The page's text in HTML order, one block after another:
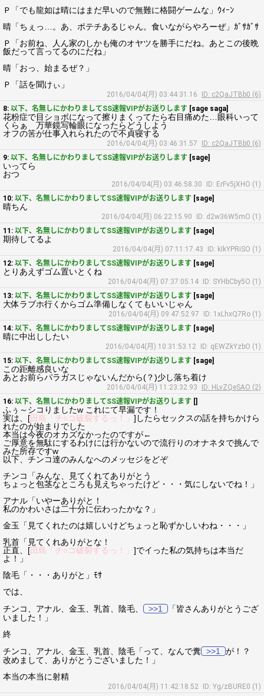
Ｐ「でも龍如は晴にはまだ早いので無難に格闘ゲームな」ｳｨｰﾝ
晴「ちぇっ…。あ、ポテチあるじゃん。食いながらやろーぜ」ｶﾞｻｶﾞｻ
Ｐ「お前ね、人ん家のしかも俺のオヤツを勝手にだね。あとこの後晩
飯だって言ってるのにだね」
晴「おっ、始まるぜ？」
Ｐ「話を聞けぃ」
2016/04/04(月) 03:44:31.16
ID: c2QaJTBb0 (6)
8: 以下、名無しにかわりましてSS速報VIPがお送りします [sage saga]
花粉症で目ショボになって擦りまくってたら右目痛めた…眼科いって
くらぁ 万華鏡写輪眼になったらどうしよう
オフの筈が仕事入れられたので不貞寝する
2016/04/04(月) 03:46:31.57
ID: c2QaJTBb0 (6)
9: 以下、名無しにかわりましてSS速報VIPがお送りします [sage]
いってら
おつ
2016/04/04(月) 03:46:58.30
ID: ErFv5jXHO (1)
10: 以下、名無しにかわりましてSS速報VIPがお送りします [sage]
晴ちん
2016/04/04(月) 06:22:15.90
ID: d2w36W5mO (1)
11: 以下、名無しにかわりましてSS速報VIPがお送りします [sage]
期待してるよ
2016/04/04(月) 07:11:17.43
ID: kIkYPRiSO (1)
12: 以下、名無しにかわりましてSS速報VIPがお送りします [sage]
とりあえずゴム置いとくね
2016/04/04(月) 07:37:05.14
ID: SYHbCby5O (1)
13: 以下、名無しにかわりましてSS速報VIPがお送りします [sage]
大体ラブホ行くからゴム準備しなくてもいいじゃん
2016/04/04(月) 09:47:52.97
ID: 1xLhxQ7Ro (1)
14: 以下、名無しにかわりましてSS速報VIPがお送りします [sage]
晴に中出ししたい
2016/04/04(月) 10:31:53.12
ID: qEWZkYzbO (1)
15: 以下、名無しにかわりましてSS速報VIPがお送りします [sage]
この距離感良いな
あとお前らパラガスじゃないんだから(？)少し落ち着け
2016/04/04(月) 11:23:32.93
ID: HLvZQeSAO (2)
16: 以下、名無しにかわりましてSS速報VIPがお送りします []
ふぅ～シコりましたw これにて早漏です！
実は、[田島「チ○コ破裂するっ！」 ]したらセックスの話を持ちかけら
れたのが始まりでした
本当は今夜のオカズなかったのですが←
ご厚意を無駄にするわけには行かないので流行りのオナネタで挑んで
みた所存ですw
以下、チンコ達のみんなへのメッセジをどぞ
チンコ「みんな、見てくれてありがとう
ちょっと包茎なところも見えちゃったけど・・・気にしないでね！」
アナル「いやーありがと！
私のかわいさは二十分に伝わったかな？」
金玉「見てくれたのは嬉しいけどちょっと恥ずかしいわね・・・」
乳首「見てくれありがとな！
正直、[田島「チ○コ破裂するっ！」 ]でイった私の気持ちは本当だ
よ！」
陰毛「・・・ありがと」ﾓｻ
では、
チンコ、アナル、金玉、乳首、陰毛、
>>1
「皆さんありがとうござ
いました！」
終
チンコ、アナル、金玉、乳首、陰毛「って、なんで糞
>>1
が！？
改めまして、ありがとうございました！」
本当の本当に射精
2016/04/04(月) 11:42:18.52
ID: Yg/zBURE0 (1)